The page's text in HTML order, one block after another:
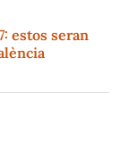
estos seran